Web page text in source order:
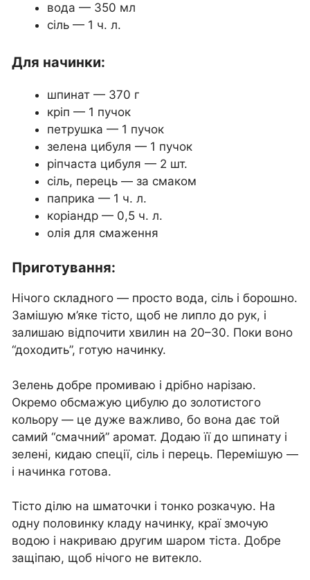
вода — 350 мл
сіль — 1 ч. л.
Для начинки:
шпинат — 370 г
кріп — 1 пучок
петрушка — 1 пучок
зелена цибуля — 1 пучок
ріпчаста цибуля — 2 шт.
сіль, перець — за смаком
паприка — 1 ч. л.
коріандр — 0,5 ч. л.
олія для смаження
Приготування:
Нічого складного — просто вода, сіль і борошно.
Замішую м’яке тісто, щоб не липло до рук, і
залишаю відпочити хвилин на 20–30. Поки воно
“доходить”, готую начинку.
Зелень добре промиваю і дрібно нарізаю.
Окремо обсмажую цибулю до золотистого
кольору — це дуже важливо, бо вона дає той
самий “смачний” аромат. Додаю її до шпинату і
зелені, кидаю спеції, сіль і перець. Перемішую —
і начинка готова.
Тісто ділю на шматочки і тонко розкачую. На
одну половинку кладу начинку, краї змочую
водою і накриваю другим шаром тіста. Добре
защіпаю, щоб нічого не витекло.